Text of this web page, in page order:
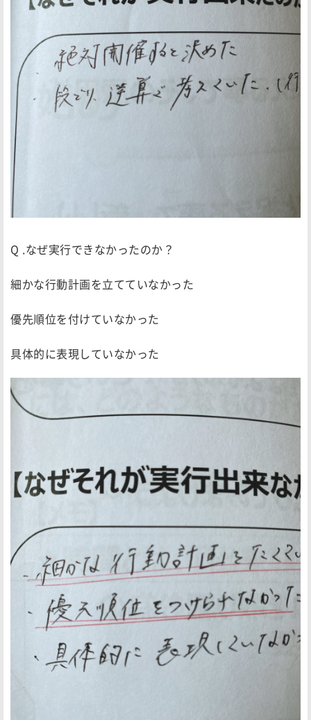
Q .なぜ実行できなかったのか？
細かな行動計画を立てていなかった
優先順位を付けていなかった
具体的に表現していなかった